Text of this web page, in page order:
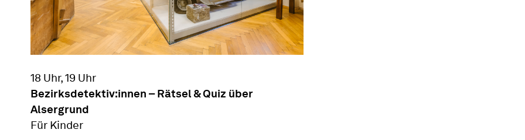
18 Uhr, 19 Uhr
Bezirksdetektiv:innen – Rätsel & Quiz über
Alsergrund
Für Kinder